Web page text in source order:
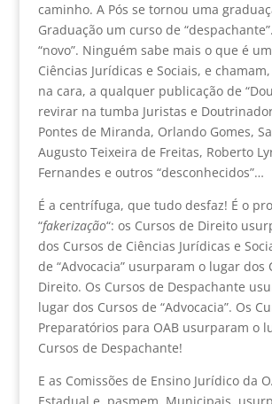
caminho. A Pós se tornou uma
Graduação um curso de
“novo”. Ninguém sabe mais o que é
Ciências Jurídicas e Sociais, e
na cara, a qualquer publicação de
revirar na tumba Juristas e
Pontes de Miranda, Orlando Gomes,
Augusto Teixeira de Freitas, Roberto
Fernandes e outros “desconhecidos”…
É a centrífuga, que tudo desfaz! É o
“fakerização“: os Cursos de Direito
dos Cursos de Ciências Jurídicas e
de “Advocacia” usurparam o lugar dos
Direito. Os Cursos de Despachante
lugar dos Cursos de “Advocacia”. Os
Preparatórios para OAB usurparam o
Cursos de Despachante!
E as Comissões de Ensino Jurídico da